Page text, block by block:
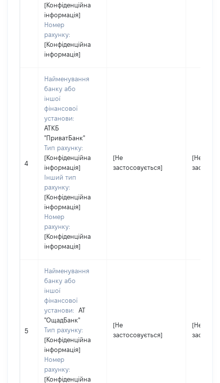
[Конфіденційна
інформація]
Номер
рахунку:
[Конфіденційна
інформація]
4
Найменування
банку або
іншої
фінансової
установи:
АТКБ
''ПриватБанк''
Тип рахунку:
[Конфіденційна
інформація]
Інший тип
рахунку:
[Конфіденційна
інформація]
Номер
рахунку:
[Конфіденційна
інформація]
[Не
застосовується]
[Не
5
Найменування
банку або
іншої
фінансової
установи:
АТ
''ОщадБанк''
Тип рахунку:
[Конфіденційна
інформація]
Номер
рахунку:
[Конфіденційна
[Не
застосовується]
[Не